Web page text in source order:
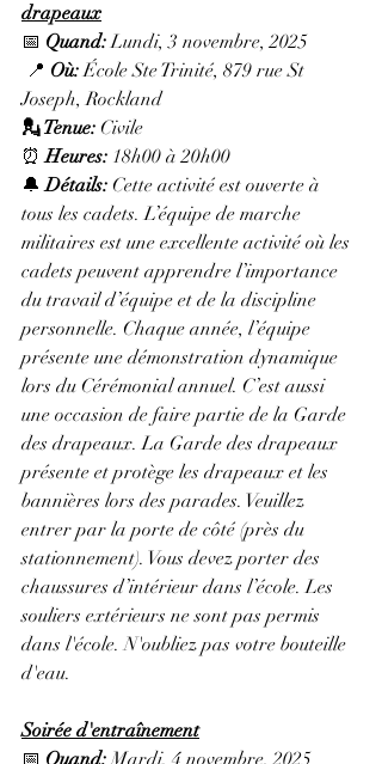
drapeaux
📅 Quand: Lundi, 3 novembre, 2025
📍 Où: École Ste Trinité, 879 rue St
Joseph, Rockland
💂 Tenue: Civile
⏰ Heures: 18h00 à 20h00
🔔 Détails: Cette activité est ouverte à
tous les cadets. L’équipe de marche
militaires est une excellente activité où les
cadets peuvent apprendre l’importance
du travail d’équipe et de la discipline
personnelle. Chaque année, l’équipe
présente une démonstration dynamique
lors du Cérémonial annuel. C’est aussi
une occasion de faire partie de la Garde
des drapeaux. La Garde des drapeaux
présente et protège les drapeaux et les
bannières lors des parades. Veuillez
entrer par la porte de côté (près du
stationnement). Vous devez porter des
chaussures d’intérieur dans l’école. Les
souliers extérieurs ne sont pas permis
dans l'école. N'oubliez pas votre bouteille
d'eau.
Soirée d'entraînement
📅 Quand: Mardi, 4 novembre, 2025